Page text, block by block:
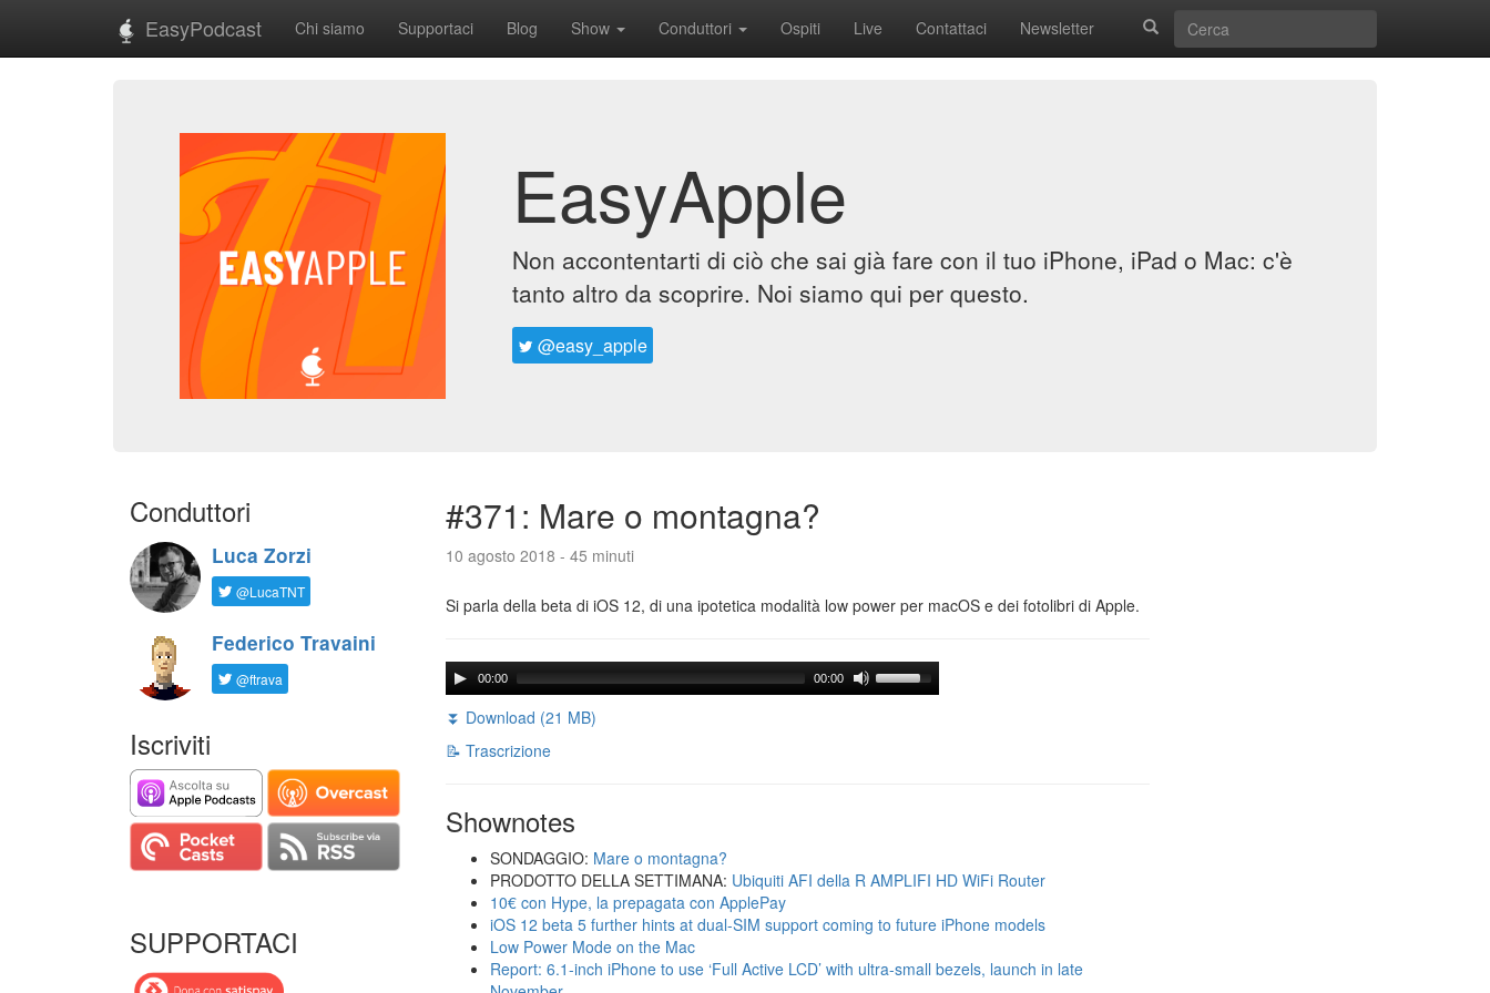
EasyPodcast Chi siamo Supportaci Blog Show Conduttori Ospiti Live Contattaci Newsletter
EasyApple
Non accontentarti di ciò che sai già fare con il tuo iPhone, iPad o Mac: c'è
tanto altro da scoprire. Noi siamo qui per questo.
@easy_apple
Conduttori
Luca Zorzi
@LucaTNT
Federico Travaini
@ftrava
Iscriviti
SUPPORTACI
#371: Mare o montagna?
10 agosto 2018 - 45 minuti
Si parla della beta di iOS 12, di una ipotetica modalità low power per macOS e dei fotolibri di Apple.
00:00 00:00
⏬ Download (21 MB)
📝 Trascrizione
Shownotes
SONDAGGIO: Mare o montagna?
PRODOTTO DELLA SETTIMANA: Ubiquiti AFI della R AMPLIFI HD WiFi Router
10€ con Hype, la prepagata con ApplePay
iOS 12 beta 5 further hints at dual-SIM support coming to future iPhone models
Low Power Mode on the Mac
Report: 6.1-inch iPhone to use ‘Full Active LCD’ with ultra-small bezels, launch in late